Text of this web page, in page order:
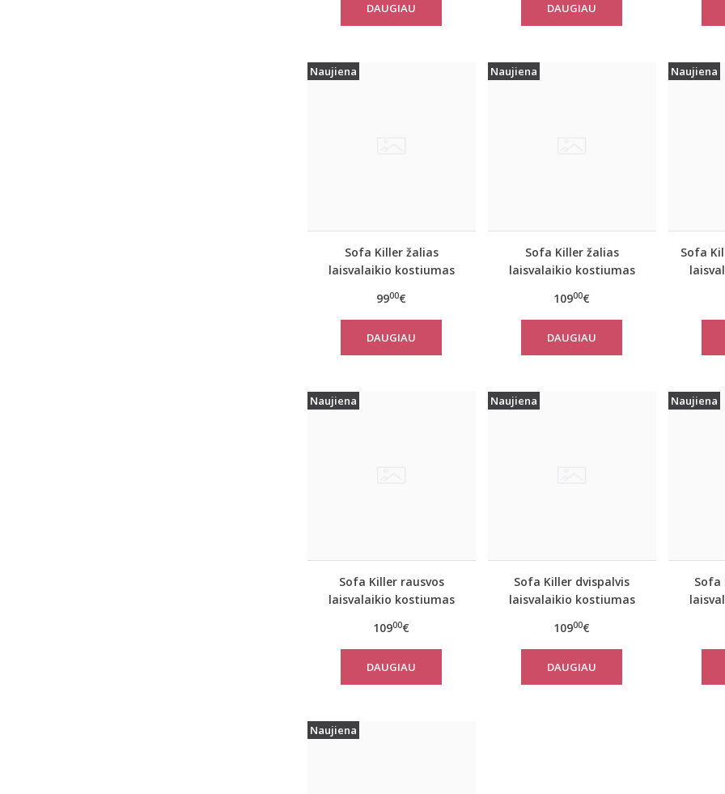
DAUGIAU DAUGIAU
Naujiena
Sofa Killer žalias
laisvalaikio kostiumas
9900€
DAUGIAU
Naujiena
Sofa Killer žalias
laisvalaikio kostiumas
10900€
DAUGIAU
Naujiena
Sofa
Naujiena
Sofa Killer rausvos
laisvalaikio kostiumas
10900€
DAUGIAU
Naujiena
Sofa Killer dvispalvis
laisvalaikio kostiumas
10900€
DAUGIAU
Naujiena
Sofa
Naujiena